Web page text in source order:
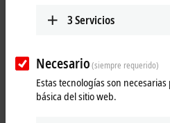
application-specific control
scalable foundation for carrying out a
A comprehensive portfolio of modern
and is being continuously expanded.
3Servicios
Necesario(siempre requerido)
Estas tecnologías son
básica del sitio web.